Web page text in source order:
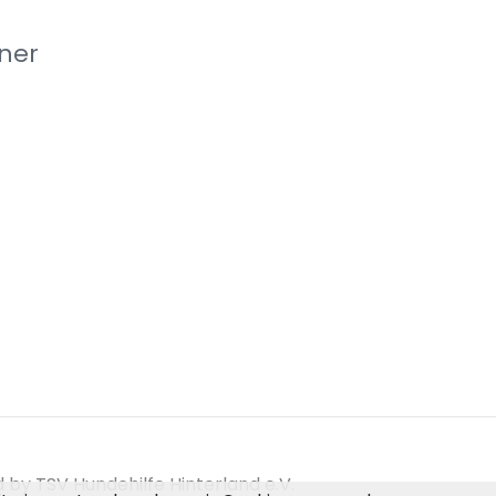
by TSV Hundehilfe Hinterland e.V.